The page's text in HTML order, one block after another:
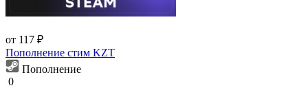
от 117 ₽
Пополнение стим KZT
Пополнение
0